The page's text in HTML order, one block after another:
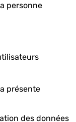
personne
présente
des données